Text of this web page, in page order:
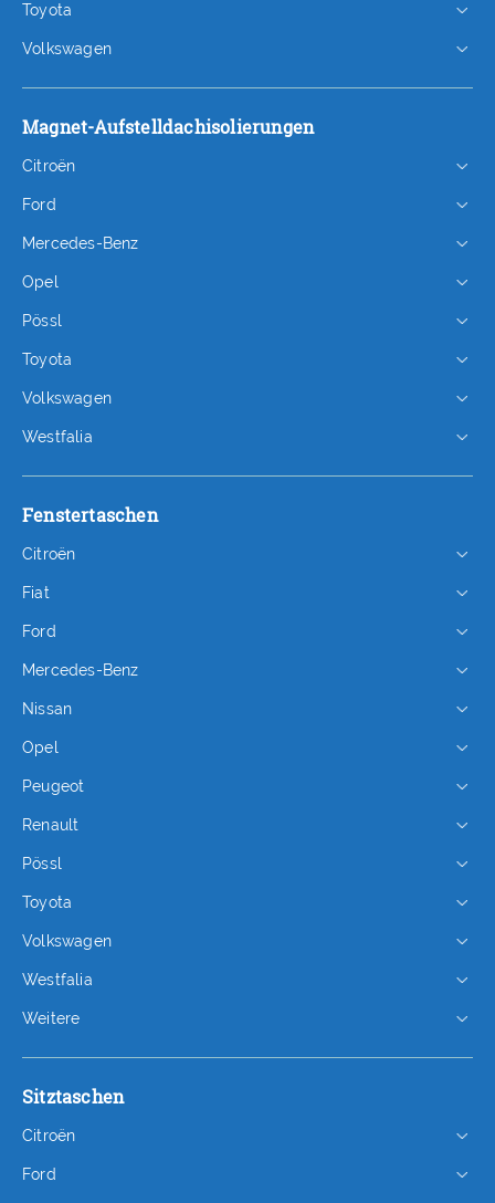
Toyota
Volkswagen
Magnet-Aufstelldachisolierungen
Citroën
Ford
Mercedes-Benz
Opel
Pössl
Toyota
Volkswagen
Westfalia
Fenstertaschen
Citroën
Fiat
Ford
Mercedes-Benz
Nissan
Opel
Peugeot
Renault
Pössl
Toyota
Volkswagen
Westfalia
Weitere
Sitztaschen
Citroën
Ford